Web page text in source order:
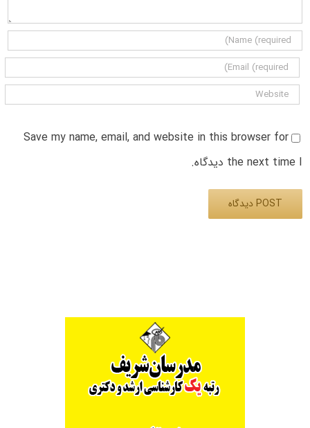
Save my name, email, and website in this browser for
the next time I دیدگاه.